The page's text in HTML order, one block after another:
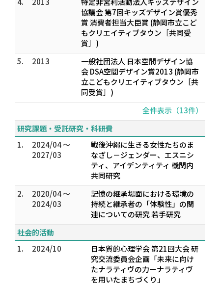
協議会 第7回キッズデザイン賞優秀
賞 消費者担当大臣賞 (静岡市立こど
もクリエイティブタウン［共同受
賞］)
5.
2013
一般社団法人 日本空間デザイン協
会 DSA空間デザイン賞2013 (静岡市
立こどもクリエイティブタウン［共
同受賞］)
全件表示（13件）
研究課題・受託研究・科研費
1.
2024/04 ～
2027/03
戦後沖縄に生きる女性たちのま
なざし－ジェンダー、エスニシ
ティ、アイデンティティ 機関内
共同研究
2.
2020/04 ～
2024/03
記憶の継承場面における環境の
持続と継承者の「体験性」の関
連についての研究 若手研究
社会的活動
1.
2024/10
日本質的心理学会 第21回大会 研
究交流委員会企画「未来に向け
たナラティヴの力ーナラティヴ
を用いたまちづくり」